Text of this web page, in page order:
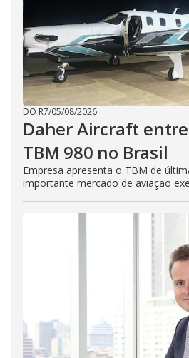
DO R7/05/08/2026
Daher Aircraft
TBM 980 no Brasil
Empresa apresenta o TBM de
importante mercado de aviação